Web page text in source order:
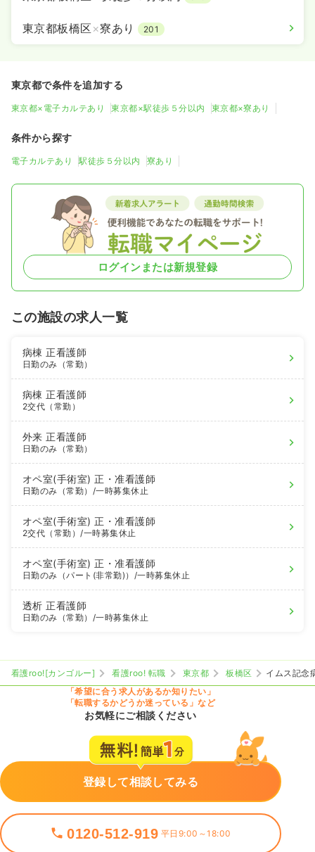
東京都板橋区 ×寮あり 201
東京都で条件を追加する
東京都×電子カルテあり 東京都×駅徒歩５分以内 東京都×寮あり
条件から探す
電子カルテあり 駅徒歩５分以内 寮あり
ログインまたは新規登録
この施設の求人一覧
病棟正看護師
日勤のみ（常勤）
病棟正看護師
2交代（常勤）
外来正看護師
日勤のみ（常勤）
オペ室(手術室)正・准看護師
日勤のみ（常勤） /一時募集休止
オペ室(手術室)正・准看護師
2交代（常勤）/一時募集休止
オペ室(手術室)正・准看護師
日勤のみ（パート(非常勤)） /一時募集休止
透析正看護師
日勤のみ（常勤） /一時募集休止
看護roo![カンゴルー] 看護roo! 転職 東京都 板橋区
イムス記念
「希望に合う求人があるか知りたい」
「転職するかどうか迷っている」など
お気軽にご相談ください
登録して相談してみる
0120-512-919 平日9:00～18:00